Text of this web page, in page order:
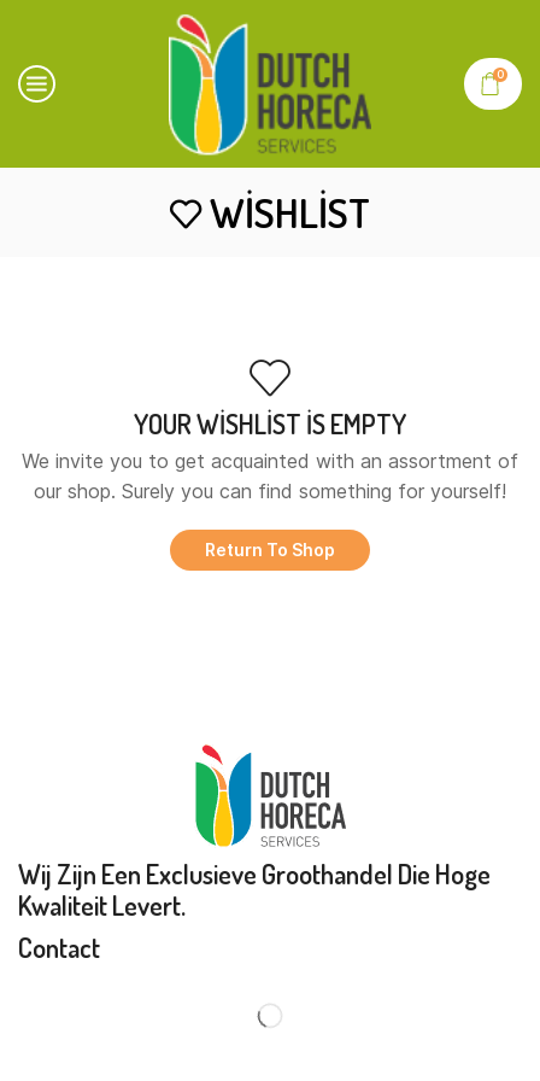
0
WISHLIST
YOUR WISHLIST IS EMPTY
We invite you to get acquainted with an assortment of
our shop. Surely you can find something for yourself!
Return To Shop
Wij Zijn Een Exclusieve Groothandel Die Hoge
Kwaliteit Levert.
Contact